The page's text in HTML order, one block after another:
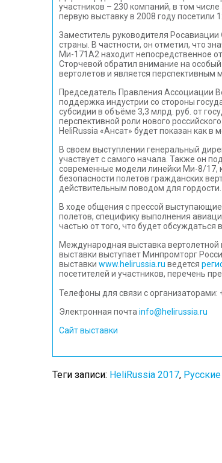
участников – 230 компаний, в том
первую выставку в 2008 году посетили
Заместитель руководителя Росавиации
страны. В частности, он отметил, что
Ми-171А2 находит непосредственное
Сторчевой обратил внимание на
вертолетов и является перспективным
Председатель Правления Ассоциации
поддержка индустрии со стороны
субсидии в объёме 3,3 млрд. руб. от
перспективной роли нового
HeliRussia «Ансат» будет показан как в
В своем выступлении генеральный
участвует с самого начала. Также он
современные модели линейки Ми-8/17,
безопасности полетов гражданских
действительным поводом для гордости.
В ходе общения с прессой
полетов, специфику выполнения
частью от того, что будет обсуждаться
Международная выставка вертолетной
выставки выступает Минпромторг
выставки www.helirussia.ru ведется
посетителей и участников, перечень
Телефоны для связи с организаторами:
Электронная почтаinfo@helirussia.ru
Сайт выставки
Теги записи: HeliRussia 2017,